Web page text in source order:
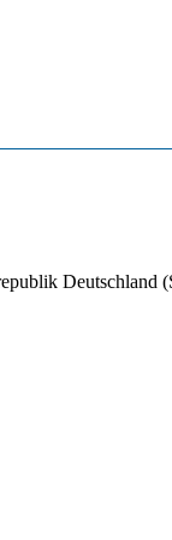
Deutschland